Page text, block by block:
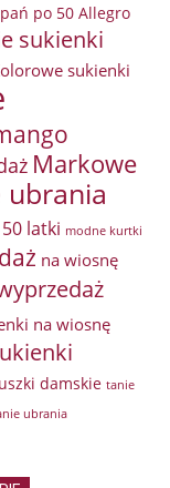
po 50 Allegro
sukienki
sukienki
Markowe
ubrania
latki modne kurtki
na wiosnę
na wiosnę
damskie tanie
ubrania